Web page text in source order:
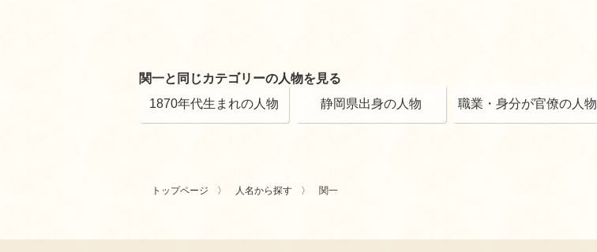
関一と同じカテゴリーの人物を見る
1870年代生まれの人物
静岡県出身の人物 職業・身分が官僚の人物
トップページ 人名から探す 関一